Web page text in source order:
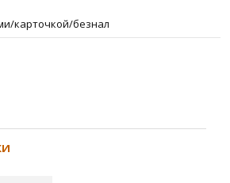
карточкой/безнал